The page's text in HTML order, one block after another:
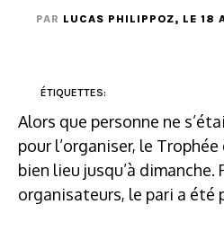
PAR LUCAS PHILIPPOZ, LE 18
ÉTIQUETTES:
Alors que personne ne
pour l’organiser, le
bien lieu jusqu’à dimanche.
organisateurs, le pari a été